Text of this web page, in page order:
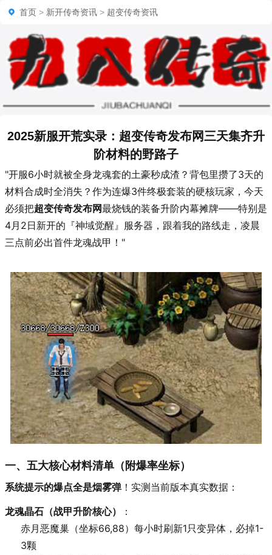
首页 > 新开传奇资讯 > 超变传奇资讯
2025新服开荒实录：超变传奇发布网三天集齐升
阶材料的野路子
"开服6小时就被全身龙魂套的土豪秒成渣？背包里攒了3天的
材料合成时全消失？作为连爆3件终极套装的硬核玩家，今天
必须把超变传奇发布网最烧钱的装备升阶内幕摊牌——特别是
4月2日新开的『神域觉醒』服务器，跟着我的路线走，凌晨
三点前必出首件龙魂战甲！"
一、五大核心材料清单（附爆率坐标）
系统提示的爆点全是烟雾弹！实测当前版本真实数据：
龙魂晶石（战甲升阶核心）
：
赤月恶魔巢（坐标66,88）每小时刷新1只变异体，必掉1-
3颗